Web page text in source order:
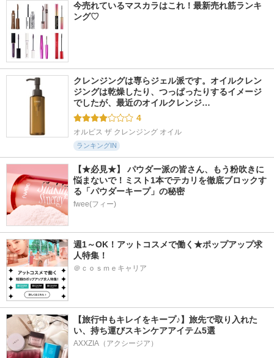
今売れているマスカラはこれ！最新売れ筋ランキ
ング♡
クレンジングは専らジェル派です。オイルクレン
ジングは乾燥したり、つっぱったりするイメージ
でしたが、最近のオイルクレンジ…
4
オルビス ザ クレンジング オイル
ランキングIN
【★必見★】 パウダー派の皆さん、もう粉吹きに
悩まないで！ミスト1本でテカリを徹底ブロックす
る「パウダーキープ」の秘密
fwee(フィー)
週1～OK！アットコスメで働く★ポップアップ求
人特集！
＠ｃｏｓｍｅキャリア
【旅行中もキレイをキープ♪】旅先で取り入れた
い、持ち運びスキンケアアイテム5選
AXXZIA（アクシージア）